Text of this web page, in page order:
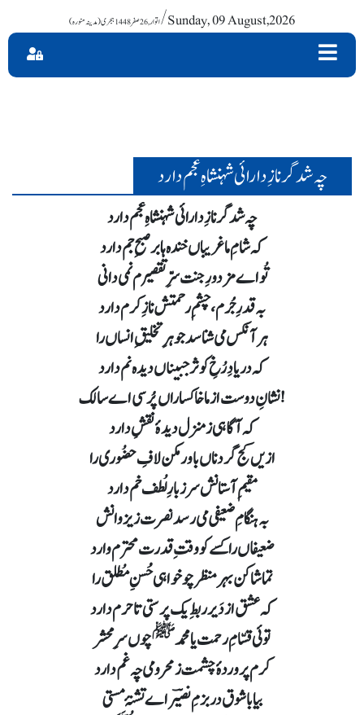
اتوار , 26 صفر 1448 ہجری (مدینہ منورہ)/ Sunday, 09 August,2026
چہ شد گر نازِ دارائی شہنشاہِ عجم دارد
چہ شد گر نازِ دارائی شہنشاہِ عجم دارد
کہ شامِ ما غریباں خندہ ہا بر صبحِ جم دارد
تُواے مزدورِ جنت سرِّ تقصیرم نمی دانی
بہ قدرِ جُرم، چشمِ رحمتش نازِ کرم دارد
ہر آنکس می شناسد جوہرِ تخلیقِ انساں را
کہ در یادِ رُخِ کوثر جبیناں دیدہ نم دارد
نشانِ دوست ازما خاکساراں پُرسی اے سالک!
کہ آگاہی ز منزل دیدۂ نقشِ دارد
ازیں کج گردناں باور مکن لافِ حضُوری را
مقیمِ آستانش سر ز بارِ لُطف خم دارد
بہ ہنگامِ ضعیفی می رسد نصرت ز یزوانش
ضعیفاں را کسے کو وقتِ قدرت محترم وارد
تماشا کن بہر منظر چو خواہی حُسنِ مُطلق را
کہ عشق از دَیر ربطِ یک پرستی تا حرم دارد
توئی قسّامِ رحمت یا محمدﷺچوں سرِ محشر
کرم پروردۂ چشمت ز محرومی چہ غم دارد
بیا با شوق در بزمِ نصیؔر اے تشنۂ مستی